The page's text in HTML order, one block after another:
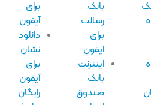
رسالت
ایفون
اینترنت
صندوق
آیفون
دانلود
نشان
آیفون
رایگان